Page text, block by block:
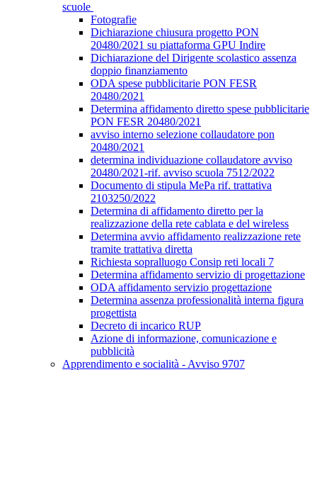
scuole
Fotografie
Dichiarazione chiusura progetto PON
20480/2021 su piattaforma GPU Indire
Dichiarazione del Dirigente scolastico assenza
doppio finanziamento
ODA spese pubblicitarie PON FESR
20480/2021
Determina affidamento diretto spese pubblicitarie
PON FESR 20480/2021
avviso interno selezione collaudatore pon
20480/2021
determina individuazione collaudatore avviso
20480/2021-rif. avviso scuola 7512/2022
Documento di stipula MePa rif. trattativa
2103250/2022
Determina di affidamento diretto per la
realizzazione della rete cablata e del wireless
Determina avvio affidamento realizzazione rete
tramite trattativa diretta
Richiesta sopralluogo Consip reti locali 7
Determina affidamento servizio di progettazione
ODA affidamento servizio progettazione
Determina assenza professionalità interna figura
progettista
Decreto di incarico RUP
Azione di informazione, comunicazione e
pubblicità
Apprendimento e socialità - Avviso 9707